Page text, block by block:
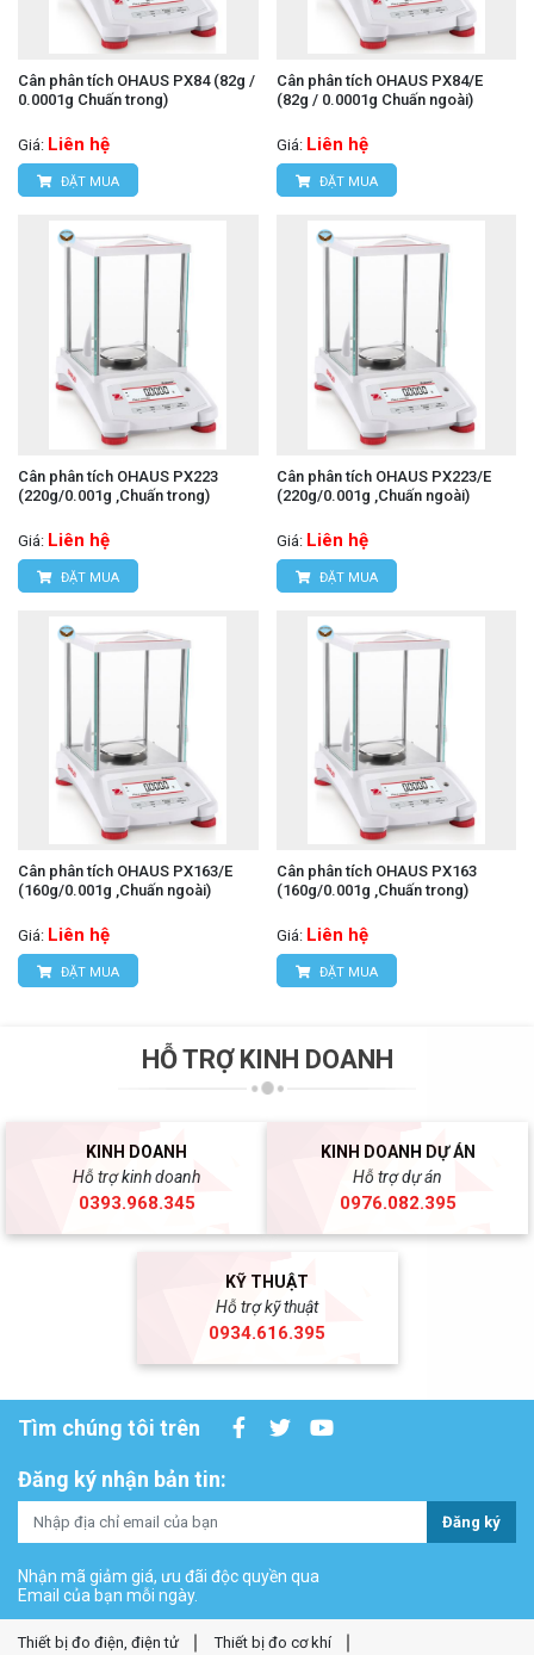
Cân phân tích OHAUS PX84 (82g /
0.0001g Chuấn trong)
Giá: Liên hệ
ĐẶT MUA
Cân phân tích OHAUS PX84/E
(82g / 0.0001g Chuấn ngoài)
Giá: Liên hệ
ĐẶT MUA
Cân phân tích OHAUS PX223
(220g/0.001g ,Chuấn trong)
Giá: Liên hệ
ĐẶT MUA
Cân phân tích OHAUS PX223/E
(220g/0.001g ,Chuấn ngoài)
Giá: Liên hệ
ĐẶT MUA
Cân phân tích OHAUS PX163/E
(160g/0.001g ,Chuấn ngoài)
Giá: Liên hệ
ĐẶT MUA
Cân phân tích OHAUS PX163
(160g/0.001g ,Chuấn trong)
Giá: Liên hệ
ĐẶT MUA
HỖ TRỢ KINH DOANH
KINH DOANH
Hỗ trợ kinh doanh
0393.968.345
KINH DOANH DỰ ÁN
Hỗ trợ dự án
0976.082.395
KỸ THUẬT
Hỗ trợ kỹ thuật
0934.616.395
Tìm chúng tôi trên
Đăng ký nhận bản tin:
Đăng ký
Nhận mã giảm giá, ưu đãi độc quyền qua
Email của bạn mỗi ngày.
Thiết bị đo điện, điện tử
Thiết bị đo cơ khí